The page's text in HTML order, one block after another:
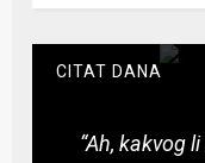
CITAT DANA
“Ah, kakvog